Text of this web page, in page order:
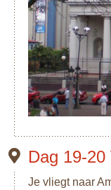
Dag 19-
Je vliegt naar